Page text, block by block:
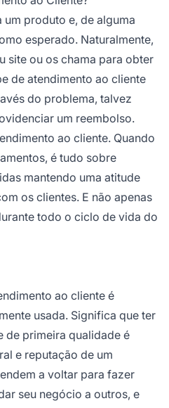
produto e, de alguma
esperado. Naturalmente,
site ou os chama para obter
de atendimento ao cliente
do problema, talvez
um reembolso.
ao cliente. Quando
é tudo sobre
mantendo uma atitude
os clientes. E não apenas
todo o ciclo de vida do
ao cliente é
usada. Significa que ter
de primeira qualidade é
e reputação de um
a voltar para fazer
seu negócio a outros, e